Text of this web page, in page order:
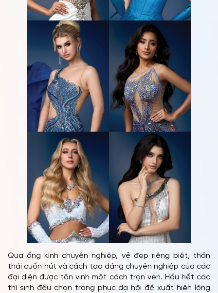
Qua ống kính chuyên nghiệp, vẻ đẹp riêng biệt, thần
thái cuốn hút và cách tạo dáng chuyên nghiệp của các
đại diện được tôn vinh một cách trọn vẹn. Hầu hết các
thí sinh đều chọn trang phục dạ hội để xuất hiện lộng